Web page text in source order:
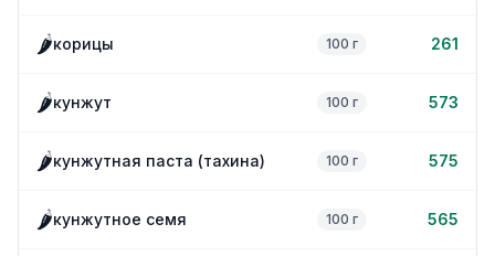
🌶️корицы 100 г 261
🌶️кунжут 100 г 573
🌶️кунжутная паста (тахина) 100 г 575
🌶️кунжутное семя 100 г 565